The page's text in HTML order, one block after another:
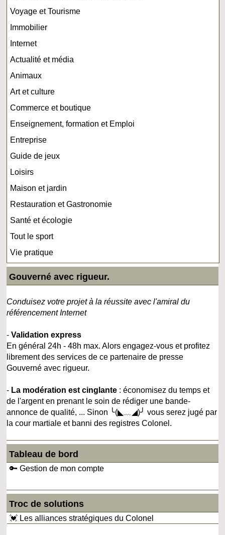
Voyage et Tourisme
Immobilier
Internet
Actualité et média
Animaux
Art et culture
Commerce et boutique
Enseignement, formation et Emploi
Entreprise
Guide de jeux
Loisirs
Maison et jardin
Restauration et Gastronomie
Santé et écologie
Tout le sport
Vie pratique
Gouverné avec rigueur.
Conduisez votre projet à la réussite avec l'amiral du
référencement Internet
-Validation express
En général 24h - 48h max. Alors engagez-vous et profitez
librement des services de ce partenaire de presse
Gouverné avec rigueur.
- La modération est cinglante : économisez du temps et
de l'argent en prenant le soin de rédiger une bande-
annonce de qualité, ... Sinon ╰(◣﹏◢)╯ vous serez jugé par
la cour martiale et banni des registres Colonel.
Tableau de bord
🔑 Gestion de mon compte
Troc de solutions
💓 Les alliances stratégiques du Colonel